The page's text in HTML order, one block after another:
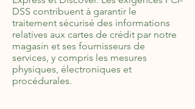
DSS contribuent à garantir le
traitement sécurisé des informations
relatives aux cartes de crédit par notre
magasin et ses fournisseurs de
services, y compris les mesures
physiques, électroniques et
procédurales.